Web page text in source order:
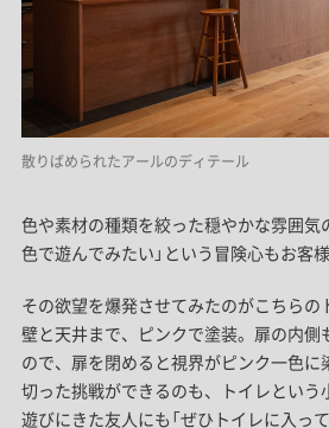
散りばめられたアールのディテール
色や素材の種類を絞った穏やかな雰囲気
色で遊んでみたい」という冒険心もお客
その欲望を爆発させてみたのがこちらの
壁と天井まで、ピンクで塗装。扉の内側
ので、扉を閉めると視界がピンク一色に
切った挑戦ができるのも、トイレという
遊びにきた友人にも「ぜひトイレに入っ